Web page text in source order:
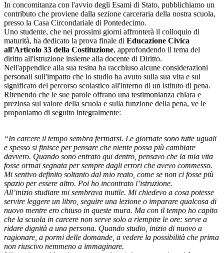
In concomitanza con l'avvio degli Esami di Stato, pubblichiamo un
contributo che proviene dalla sezione carceraria della nostra scuola,
presso la Casa Circondariale di Pontedecimo.
Uno studente, che nei prossimi giorni affronterà il colloquio di
maturità, ha dedicato la prova finale di Educazione Civica
all'Articolo 33 della Costituzione, approfondendo il tema del
diritto all'istruzione insieme alla docente di Diritto.
Nell'appendice alla sua tesina ha racchiuso alcune considerazioni
personali sull'impatto che lo studio ha avuto sulla sua vita e sul
significato del percorso scolastico all'interno di un istituto di pena.
Ritenendo che le sue parole offrano una testimonianza chiara e
preziosa sul valore della scuola e sulla funzione della pena, ve le
proponiamo di seguito integralmente:
“In carcere il tempo sembra fermarsi. Le giornate sono tutte uguali
e spesso si finisce per pensare che niente possa più cambiare
davvero. Quando sono entrato qui dentro, pensavo che la mia vita
fosse ormai segnata per sempre dagli errori che avevo commesso.
Mi sentivo definito soltanto dal mio reato, come se non ci fosse più
spazio per essere altro. Poi ho incontrato l’istruzione.
All’inizio studiare mi sembrava inutile. Mi chiedevo a cosa potesse
servire leggere un libro, seguire una lezione o imparare qualcosa di
nuovo mentre ero chiuso in queste mura. Ma con il tempo ho capito
che la scuola in carcere non serve solo a riempire le ore: serve a
ridare dignità a una persona. Quando studio, inizio di nuovo a
ragionare, a pormi delle domande, a vedere la possibilità che prima
non riuscivo nemmeno a immaginare.